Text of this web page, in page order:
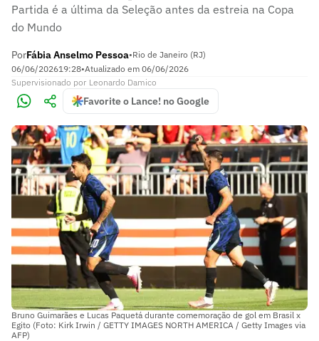
Partida é a última da Seleção antes da estreia na Copa
do Mundo
PorFábia Anselmo Pessoa•Rio de Janeiro (RJ)
06/06/202619:28•Atualizado em 06/06/2026
Supervisionado por Leonardo Damico
Favorite o Lance! no Google
Bruno Guimarães e Lucas Paquetá durante comemoração de gol em Brasil x
Egito (Foto: Kirk Irwin / GETTY IMAGES NORTH AMERICA / Getty Images via
AFP)